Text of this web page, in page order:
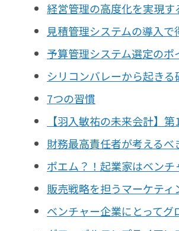
CRM／営
DX（2025
BPR／業務
経営管理の高度化を実現
見積管理システムの導入
予算管理システム選定のポ
シリコンバレーから起き
7つの習慣
【羽入敏祐の未来会計】
財務最高責任者が考える
ポエム？！起業家はベン
販売戦略を担うマーケティ
ベンチャー企業にとって